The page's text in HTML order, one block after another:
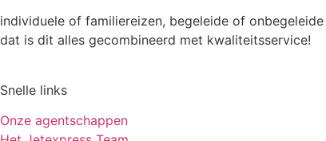
individuele of familiereizen, begeleide of
dat is dit alles gecombineerd met kwaliteitsservice!
Snelle links
Onze agentschappen